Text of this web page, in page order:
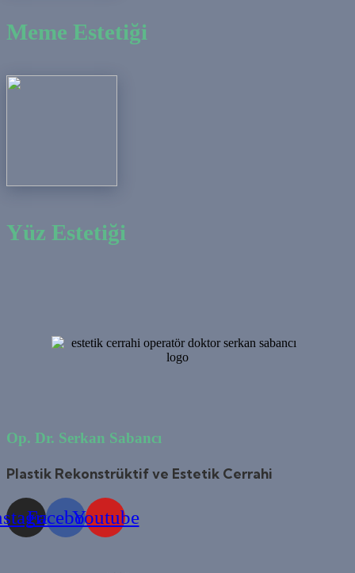
Meme Estetiği
Yüz Estetiği
Op. Dr. Serkan Sabancı
Plastik Rekonstrüktif ve Estetik Cerrahi
FacebookYoutube